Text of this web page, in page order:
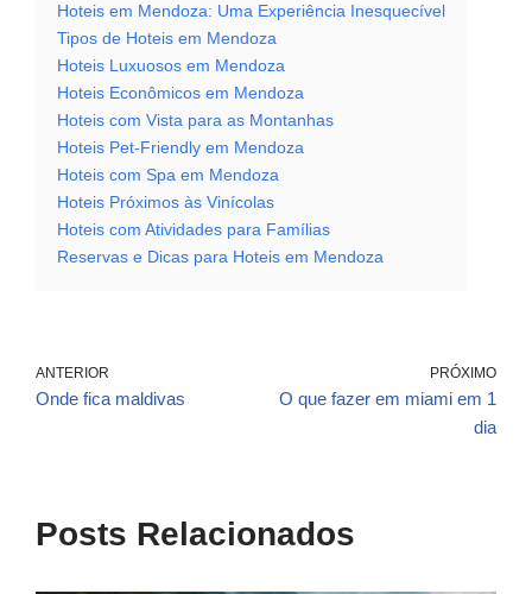
Hoteis em Mendoza: Uma Experiência Inesquecível
Tipos de Hoteis em Mendoza
Hoteis Luxuosos em Mendoza
Hoteis Econômicos em Mendoza
Hoteis com Vista para as Montanhas
Hoteis Pet-Friendly em Mendoza
Hoteis com Spa em Mendoza
Hoteis Próximos às Vinícolas
Hoteis com Atividades para Famílias
Reservas e Dicas para Hoteis em Mendoza
ANTERIOR
Onde fica maldivas
PRÓXIMO
O que fazer em miami em 1
dia
Posts Relacionados